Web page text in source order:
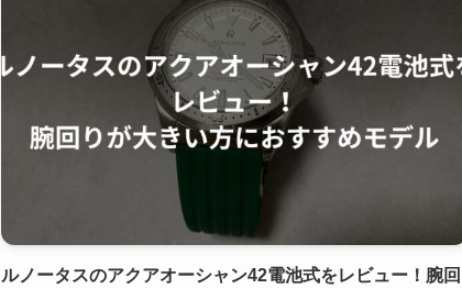
ルノータスのアクアオーシャン42電池式をレビュー！腕回